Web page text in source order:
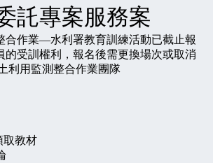
託專案服務案
合作業—水利署教育訓練活動已截止報
的受訓權利，報名後需更換場次或取消
利用監測整合作業團隊
取教材